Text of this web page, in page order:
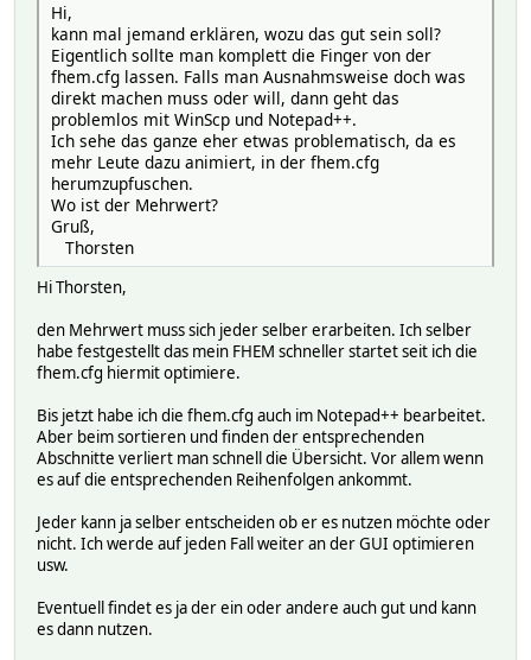
Hi,
kann mal jemand erklären, wozu das gut sein soll?
Eigentlich sollte man komplett die Finger von der
fhem.cfg lassen. Falls man Ausnahmsweise doch was
direkt machen muss oder will, dann geht das
problemlos mit WinScp und Notepad++.
Ich sehe das ganze eher etwas problematisch, da es
mehr Leute dazu animiert, in der fhem.cfg
herumzupfuschen.
Wo ist der Mehrwert?
Gruß,
Thorsten
Hi Thorsten,
den Mehrwert muss sich jeder selber erarbeiten. Ich selber
habe festgestellt das mein FHEM schneller startet seit ich die
fhem.cfg hiermit optimiere.
Bis jetzt habe ich die fhem.cfg auch im Notepad++ bearbeitet.
Aber beim sortieren und finden der entsprechenden
Abschnitte verliert man schnell die Übersicht. Vor allem wenn
es auf die entsprechenden Reihenfolgen ankommt.
Jeder kann ja selber entscheiden ob er es nutzen möchte oder
nicht. Ich werde auf jeden Fall weiter an der GUI optimieren
usw.
Eventuell findet es ja der ein oder andere auch gut und kann
es dann nutzen.